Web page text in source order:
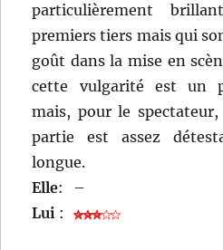
particulièrement
premiers tiers mais qui
goût dans la mise en
cette vulgarité est un
mais, pour le
partie est assez
longue.
Elle:
–
Lui :